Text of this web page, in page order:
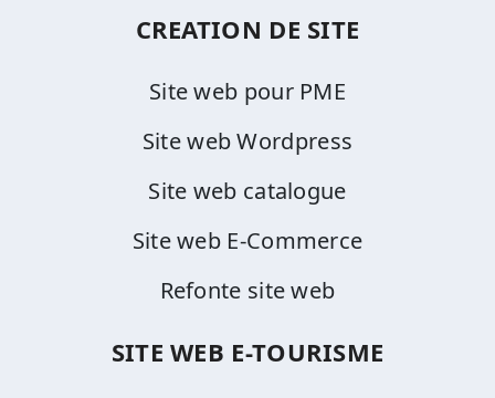
CREATION DE SITE
Site web pour PME
Site web Wordpress
Site web catalogue
Site web E-Commerce
Refonte site web
SITE WEB E-TOURISME